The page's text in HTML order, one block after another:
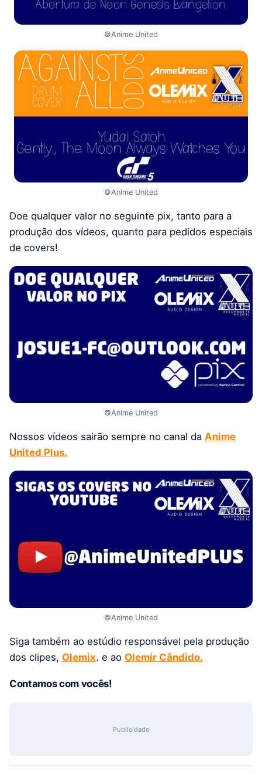
©Anime United
©Anime United
Doe qualquer valor no seguinte pix, tanto para a
produção dos vídeos, quanto para pedidos especiais
de covers!
©Anime United
Nossos vídeos sairão sempre no canal da Anime
United Plus.
©Anime United
Siga também ao estúdio responsável pela produção
dos clipes, Olemix. e ao Olemir Cândido.
Contamos com vocês!
Publicidade